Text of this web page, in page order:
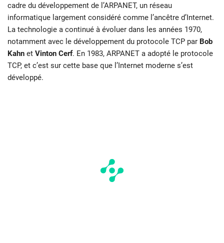
cadre du développement de l’ARPANET, un réseau
informatique largement considéré comme l’ancêtre d’Internet.
La technologie a continué à évoluer dans les années 1970,
notamment avec le développement du protocole TCP par Bob
Kahn et Vinton Cerf. En 1983, ARPANET a adopté le protocole
TCP, et c’est sur cette base que l’Internet moderne s’est
développé.